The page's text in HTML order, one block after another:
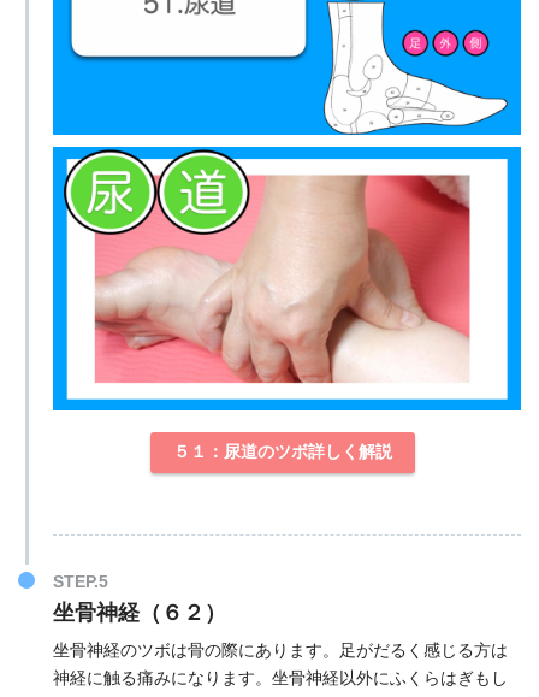
５１：尿道のツボ詳しく解説
STEP.5
坐骨神経（６２）
坐骨神経のツボは骨の際にあります。足がだるく感じる方は
神経に触る痛みになります。坐骨神経以外にふくらはぎもし